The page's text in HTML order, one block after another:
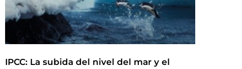
IPCC: La subida del nivel del mar y el